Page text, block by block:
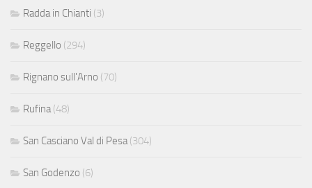
Radda in Chianti (3)
Reggello (294)
Rignano sull'Arno (70)
Rufina(48)
San Casciano Val di Pesa(304)
San Godenzo (6)